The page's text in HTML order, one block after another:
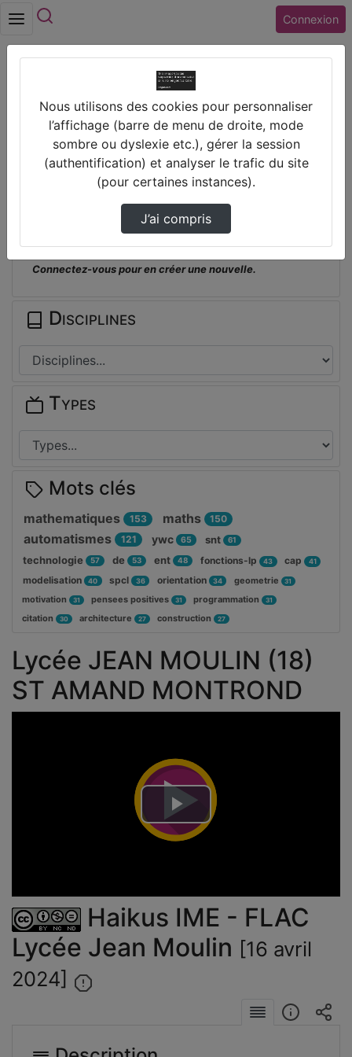
Connexion
Lycée JEAN MOULIN (18) ST AMAND
MONTROND
Haikus Ime - Flac Lycée Jean Moulin
Lycée JEAN MOULIN (18)
ST AMAND MONTROND
Lire
vidéo
Haikus IME - FLAC
Lycée Jean Moulin [16 avril
2024]
Prendre des notes
Il n'y a pas de note disponible pour vous pour cette vidéo.
Connectez-vous pour en créer une nouvelle.
Disciplines
Types
Mots clés
mathematiques 153 maths 150
automatismes 121 ywc 65 snt 61
technologie 57 de 53 ent 48 fonctions-lp 43 cap 41
modelisation 40 spcl 36 orientation 34 geometrie 31
motivation 31 pensees positives 31 programmation 31
citation 30 architecture 27 construction 27
Nous utilisons des cookies pour personnaliser
l’affichage (barre de menu de droite, mode
sombre ou dyslexie etc.), gérer la session
(authentification) et analyser le trafic du site
(pour certaines instances).
J’ai compris